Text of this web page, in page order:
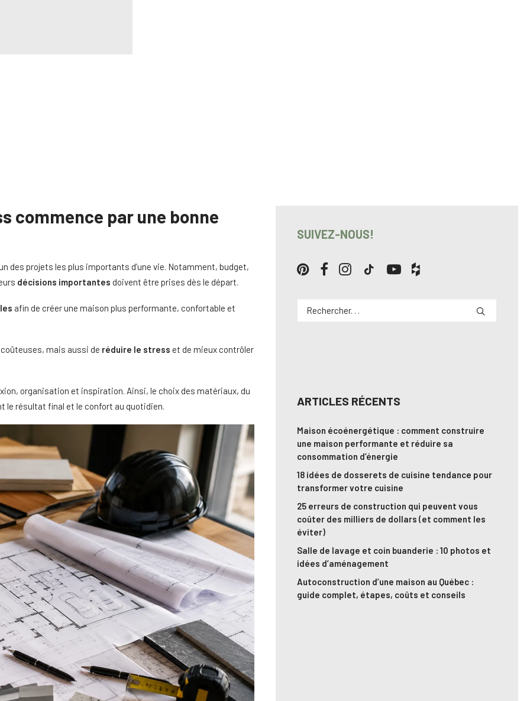
commence par une bonne
des projets les plus importants d’une vie. Notamment, budget,
décisions importantes doivent être prises dès le départ.
afin de créer une maison plus performante, confortable et
mais aussi de réduire le stress et de mieux contrôler
organisation et inspiration. Ainsi, le choix des matériaux, du
le résultat final et le confort au quotidien.
SUIVEZ-NOUS!
ARTICLES RÉCENTS
Maison écoénergétique : comment construire
une maison performante et réduire sa
consommation d’énergie
18 idées de dosserets de cuisine tendance pour
transformer votre cuisine
25 erreurs de construction qui peuvent vous
coûter des milliers de dollars (et comment les
éviter)
Salle de lavage et coin buanderie : 10 photos et
idées d’aménagement
Autoconstruction d’une maison au Québec :
guide complet, étapes, coûts et conseils